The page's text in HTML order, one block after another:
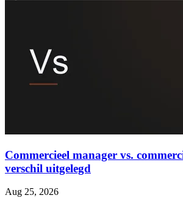
Commercieel manager vs.
verschil uitgelegd
Aug 25, 2026